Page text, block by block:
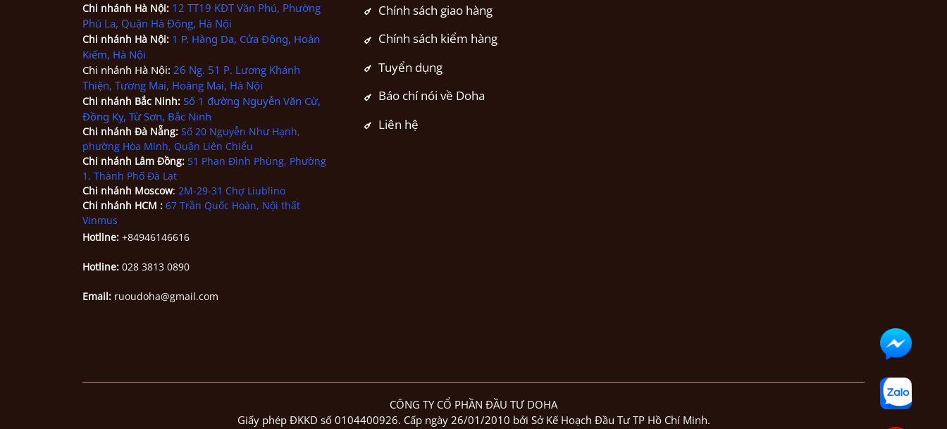
Chi nhánh Hà Nội: 12 TT19 KĐT Văn Phú, Phường
Phú La, Quận Hà Đông, Hà Nội
Chi nhánh Hà Nội: 1 P. Hàng Da, Cửa Đông, Hoàn
Kiếm, Hà Nội
Chi nhánh Hà Nội: 26 Ng. 51 P. Lương Khánh
Thiện, Tương Mai, Hoàng Mai, Hà Nội
Chi nhánh Bắc Ninh: Số 1 đường Nguyễn Văn Cừ,
Đồng Kỵ, Từ Sơn, Bắc Ninh
Chi nhánh Đà Nẵng: Số 20 Nguyễn Như Hạnh,
phường Hòa Minh, Quận Liên Chiểu
Chi nhánh Lâm Đồng: 51 Phan Đình Phùng, Phường
1, Thành Phố Đà Lạt
Chi nhánh Moscow: 2M-29-31 Chợ Liublino
Chi nhánh HCM : 67 Trần Quốc Hoàn, Nội thất
Vinmus
Hotline: +84946146616
Hotline: 028 3813 0890
Email: ruoudoha@gmail.com
Chính sách giao hàng
Chính sách kiểm hàng
Tuyển dụng
Báo chí nói về Doha
Liên hệ
CÔNG TY CỔ PHẦN ĐẦU TƯ DOHA
Giấy phép ĐKKD số 0104400926. Cấp ngày 26/01/2010 bởi Sở Kế Hoạch Đầu Tư TP Hồ Chí Minh.